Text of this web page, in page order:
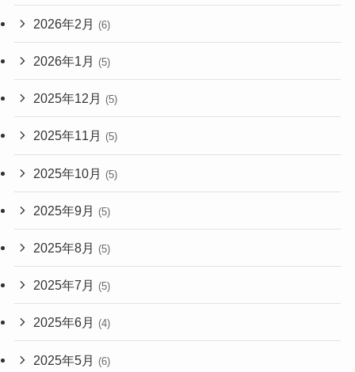
2026年2月 (6)
2026年1月 (5)
2025年12月 (5)
2025年11月 (5)
2025年10月 (5)
2025年9月 (5)
2025年8月 (5)
2025年7月 (5)
2025年6月 (4)
2025年5月 (6)